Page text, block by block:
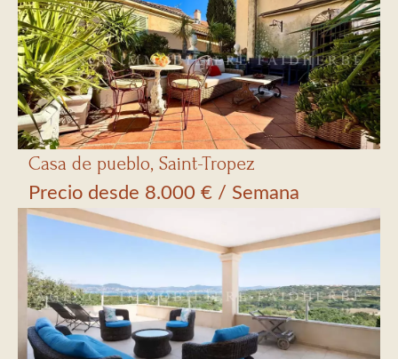
Casa de pueblo, Saint-Tropez
Precio desde 8.000 € / Semana